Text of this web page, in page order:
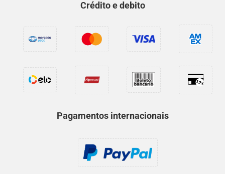
Crédito e debito
Pagamentos internacionais